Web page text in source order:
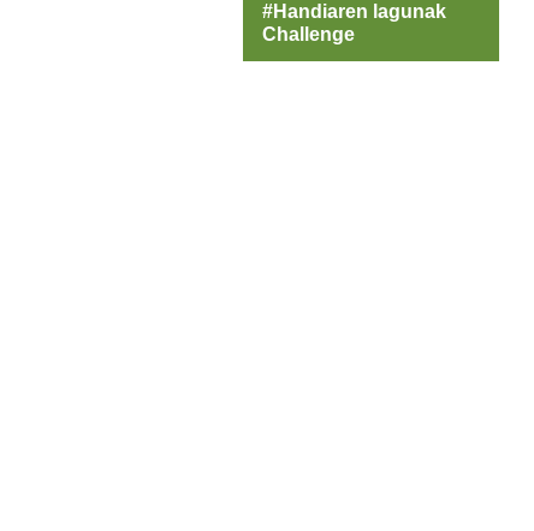
#Handiaren lagunak
Challenge